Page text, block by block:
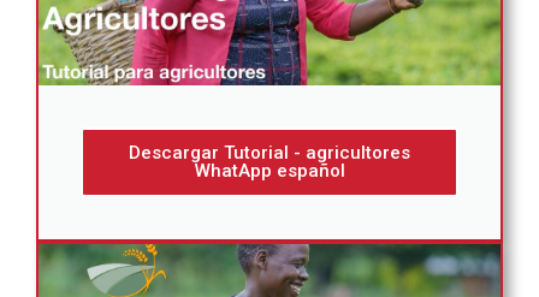
Descargar Tutorial - agricultores
WhatApp español